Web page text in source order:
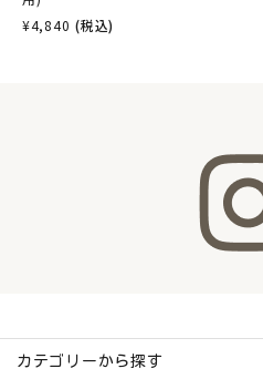
¥4,840 (税込)
カテゴリーから探す